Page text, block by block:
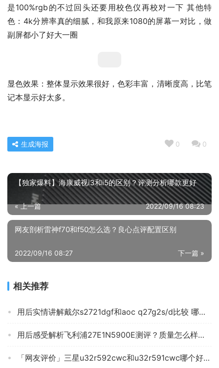
是100%rgb的不过回头还要用校色仪再校对一下 其他特
色：4k分辨率真的细腻，和我原来1080的屏幕一对比，做
副屏都小了好大一圈
显色效果：整体显示效果很好，色彩丰富，清晰度高，比笔
记本显示好太多。
0 0
生成海报
【独家爆料】海康威视i3和i5的区别？评测分析哪款更好
« 上一篇 2022/09/16 08:23
网友剖析雷神f70和f50怎么选？良心点评配置区别
下一篇 »
2022/09/16 08:27
相关推荐
用后实情讲解戴尔s2721dgf和aoc q27g2s/d比较 哪款好？到底要怎么选择
用后感受解析飞利浦27E1N5900E测评？质量怎么样值不值得买
「网友评价」三星u32r592cwc和u32r591cwc哪个好点？应该怎么样选择